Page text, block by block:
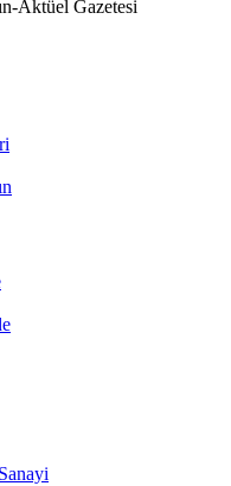
Aktüel Gazetesi